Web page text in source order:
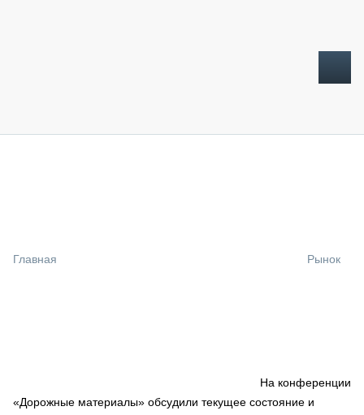
СПЕЦПРОЕКТЫ
Главная Рынок
На конференции
«Дорожные материалы» обсудили текущее состояние и